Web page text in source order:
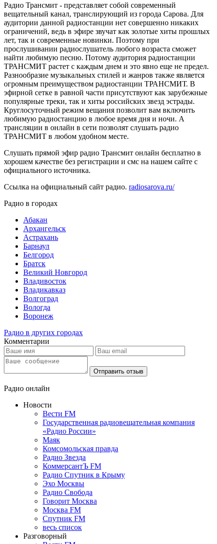
Радио Трансмит - представляет собой современный
вещательный канал, транслирующий из города Сарова. Для
аудитории данной радиостанции нет совершенно никаких
ограничений, ведь в эфире звучат как золотые хиты прошлых
лет, так и современные новинки. Поэтому при
прослушивании радиослушатель любого возраста сможет
найти любимую песню. Потому аудитория радиостанции
ТРАНСМИТ растет с каждым днем и это явно еще не предел.
Разнообразие музыкальных стилей и жанров также является
огромным преимуществом радиостанции ТРАНСМИТ. В
эфирной сетке в равной части присутствуют как зарубежные
популярные треки, так и хиты российских звезд эстрады.
Круглосуточный режим вещания позволит вам включить
любимую радиостанцию в любое время дня и ночи. А
трансляции в онлайн в сети позволят слушать радио
ТРАНСМИТ в любом удобном месте.
Слушать прямой эфир радио Трансмит онлайн бесплатно в
хорошем качестве без регистрации и смс на нашем сайте с
официального источника.
Ссылка на официальный сайт радио. radiosarova.ru/
Радио в городах
Абакан
Архангельск
Астрахань
Барнаул
Белгород
Братск
Великий Новгород
Владивосток
Владикавказ
Волгоград
Вологда
Воронеж
Радио в других городах
Комментарии
Отправить отзыв
Радио онлайн
Новости
Вести FM
Государственная радиовещательная компания
«Радио России»
Маяк
Комсомольская правда
Радио Звезда
КоммерсантЪ FM
Радио Спутник в Крыму
Эхо Москвы
Радио Свобода
Говорит Москва
Москва FM
Спутник FM
весь список
Разговорный